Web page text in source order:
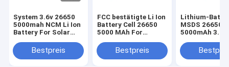
System 3.6v 26650
5000mah NCM Li Ion
Battery For Solar
Bestpreis
FCC bestätigte Li Ion
Battery Cell 26650
5000 MAh For
Bestpreis
Lithium-
MSDS 26650
5000mAh